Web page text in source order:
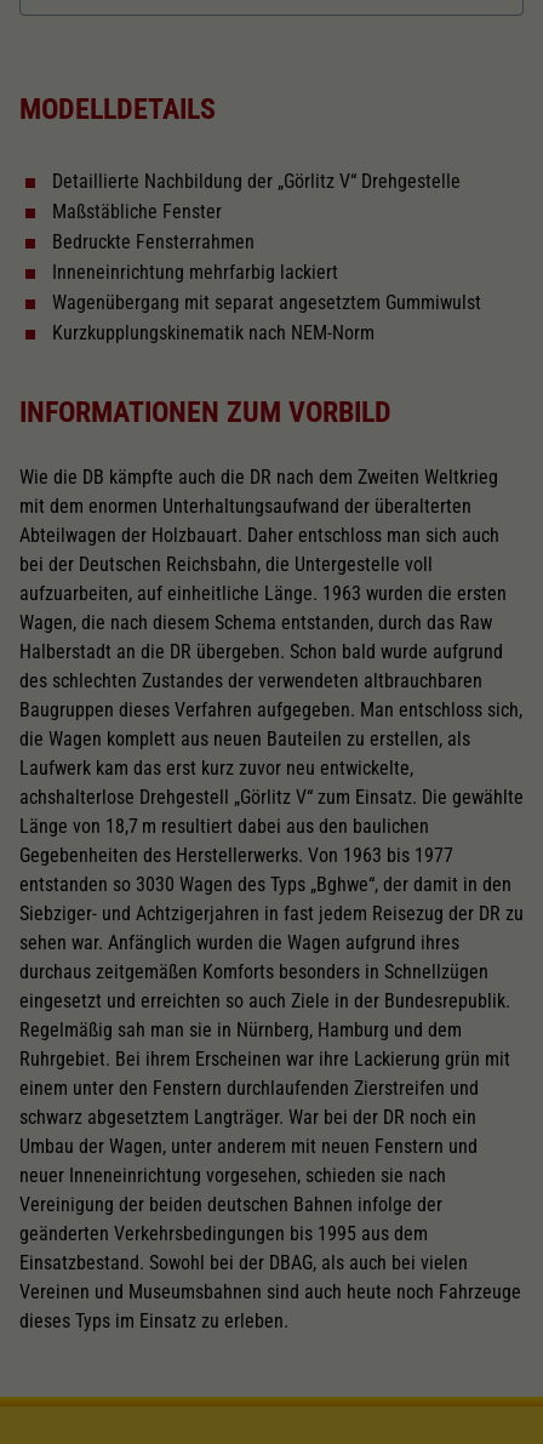
Inneneinrichtung
Innenbeleuchtung
Kurzkupplungskinematik
MODELLDETAILS
Detaillierte Nachbildung der „Görlitz V“ Drehgestelle
Maßstäbliche Fenster
Bedruckte Fensterrahmen
Inneneinrichtung mehrfarbig lackiert
Wagenübergang mit separat angesetztem Gummiwulst
Kurzkupplungskinematik nach NEM-Norm
INFORMATIONEN ZUM VORBILD
Wie die DB kämpfte auch die DR nach dem Zweiten Weltkrieg
mit dem enormen Unterhaltungsaufwand der überalterten
Abteilwagen der Holzbauart. Daher entschloss man sich auch
bei der Deutschen Reichsbahn, die Untergestelle voll
aufzuarbeiten, auf einheitliche Länge. 1963 wurden die ersten
Wagen, die nach diesem Schema entstanden, durch das Raw
Halberstadt an die DR übergeben. Schon bald wurde aufgrund
des schlechten Zustandes der verwendeten altbrauchbaren
Baugruppen dieses Verfahren aufgegeben. Man entschloss sich,
die Wagen komplett aus neuen Bauteilen zu erstellen, als
Laufwerk kam das erst kurz zuvor neu entwickelte,
achshalterlose Drehgestell „Görlitz V“ zum Einsatz. Die gewählte
Länge von 18,7 m resultiert dabei aus den baulichen
Gegebenheiten des Herstellerwerks. Von 1963 bis 1977
entstanden so 3030 Wagen des Typs „Bghwe“, der damit in den
Siebziger- und Achtzigerjahren in fast jedem Reisezug der DR zu
sehen war. Anfänglich wurden die Wagen aufgrund ihres
durchaus zeitgemäßen Komforts besonders in Schnellzügen
eingesetzt und erreichten so auch Ziele in der Bundesrepublik.
Regelmäßig sah man sie in Nürnberg, Hamburg und dem
Ruhrgebiet. Bei ihrem Erscheinen war ihre Lackierung grün mit
einem unter den Fenstern durchlaufenden Zierstreifen und
schwarz abgesetztem Langträger. War bei der DR noch ein
Umbau der Wagen, unter anderem mit neuen Fenstern und
neuer Inneneinrichtung vorgesehen, schieden sie nach
Vereinigung der beiden deutschen Bahnen infolge der
geänderten Verkehrsbedingungen bis 1995 aus dem
Einsatzbestand. Sowohl bei der DBAG, als auch bei vielen
Vereinen und Museumsbahnen sind auch heute noch Fahrzeuge
dieses Typs im Einsatz zu erleben.
Webseiten-Betreiber dies eingestellt hat.